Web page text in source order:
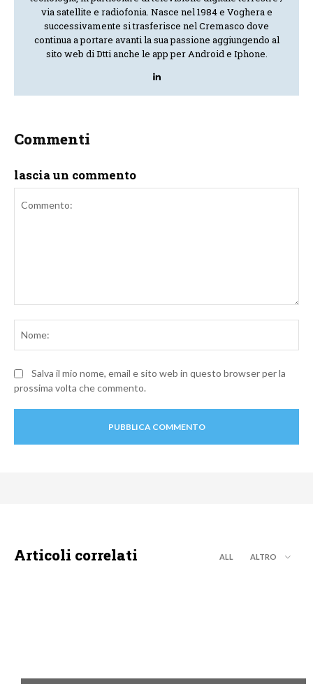
via satellite e radiofonia. Nasce nel 1984 e Voghera e
successivamente si trasferisce nel Cremasco dove
continua a portare avanti la sua passione aggiungendo al
sito web di Dtti anche le app per Android e Iphone.
Commenti
lascia un commento
Salva il mio nome, email e sito web in questo browser per la
prossima volta che commento.
Articoli correlati ALL ALTRO